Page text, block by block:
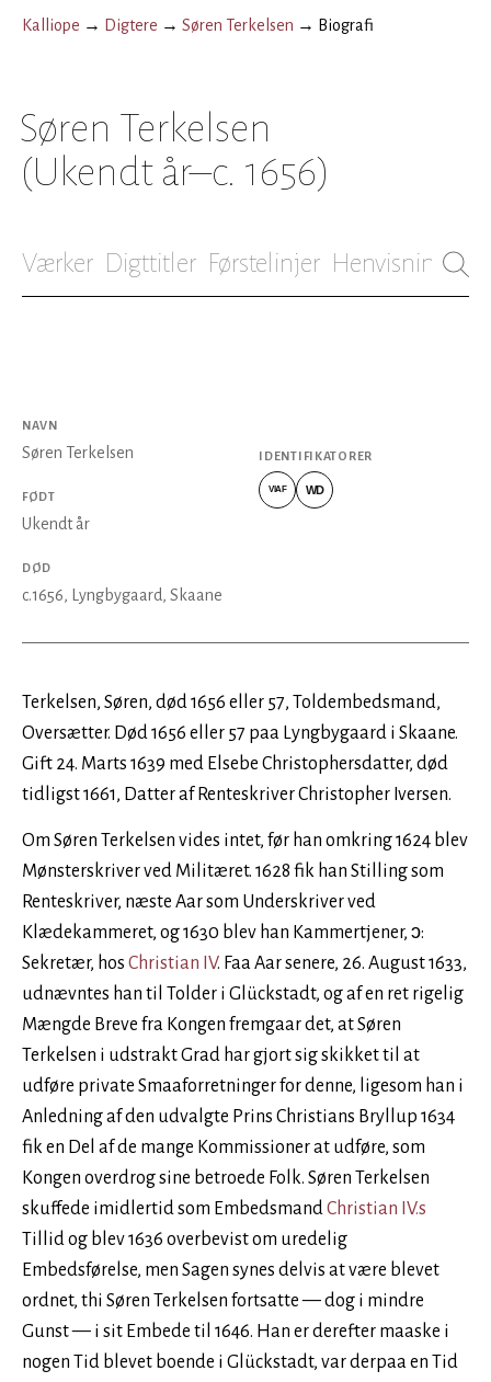
Kalliope → Digtere → Søren Terkelsen → Biografi
Søren Terkelsen
(Ukendt år–c. 1656)
Værker Digttitler Førstelinjer Henvisninger
Terkelsen, Søren, død 1656 eller 57, Toldembedsmand,
Oversætter. Død 1656 eller 57 paa Lyngbygaard i Skaane.
Gift 24. Marts 1639 med Elsebe Christophersdatter, død
tidligst 1661, Datter af Renteskriver Christopher Iversen.
Om Søren Terkelsen vides intet, før han omkring 1624 blev
Mønsterskriver ved Militæret. 1628 fik han Stilling som
Renteskriver, næste Aar som Underskriver ved
Klædekammeret, og 1630 blev han Kammertjener, ↄ:
Sekretær, hos Christian IV. Faa Aar senere, 26. August 1633,
udnævntes han til Tolder i Glückstadt, og af en ret rigelig
Mængde Breve fra Kongen fremgaar det, at Søren
Terkelsen i udstrakt Grad har gjort sig skikket til at
udføre private Smaaforretninger for denne, ligesom han i
Anledning af den udvalgte Prins Christians Bryllup 1634
fik en Del af de mange Kommissioner at udføre, som
Kongen overdrog sine betroede Folk. Søren Terkelsen
skuffede imidlertid som EmbedsmandChristian IV.s
Tillid og blev 1636 overbevist om uredelig
Embedsførelse, men Sagen synes delvis at være blevet
ordnet, thi Søren Terkelsen fortsatte — dog i mindre
Gunst — i sit Embede til 1646. Han er derefter maaske i
nogen Tid blevet boende i Glückstadt, var derpaa en Tid
NAVN
Søren Terkelsen
FØDT
Ukendt år
DØD
c.1656, Lyngbygaard, Skaane
IDENTIFIKATORER
VIAF WD